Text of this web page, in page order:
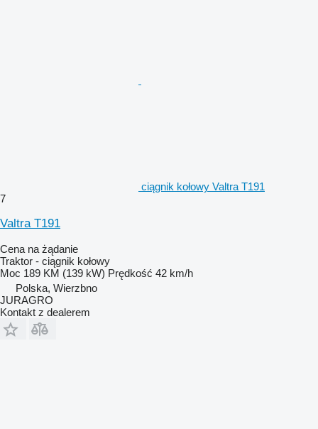
ciągnik kołowy Valtra T191
7
Valtra T191
Cena na żądanie
Traktor - ciągnik kołowy
Moc 189 KM (139 kW) Prędkość 42 km/h
Polska, Wierzbno
JURAGRO
Kontakt z dealerem